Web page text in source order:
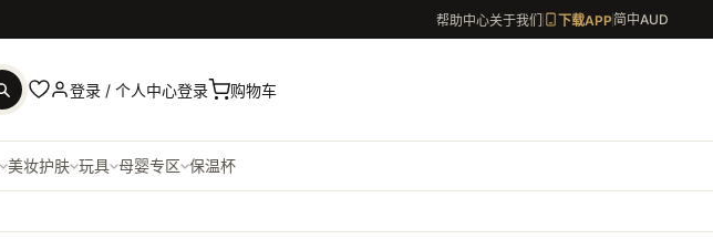
帮助中心关于我们 下载APP简中AUD
登录 / 个人中心登录 购物车
美妆护肤 玩具 母婴专区 保温杯